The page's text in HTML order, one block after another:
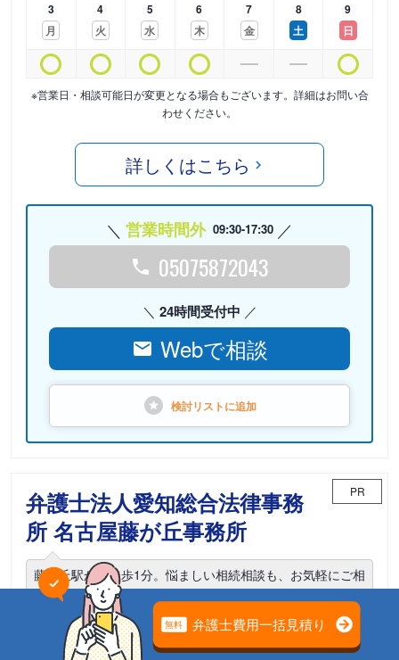
3
月
4
火
5
水
6
木
7
金
8
土
9
日
※営業日・相談可能日が変更となる場合もございます。詳細はお問い合
わせください。
詳しくはこちら
営業時間外 09:30-17:30
05075872043
24時間受付中
Webで相談
検討リストに追加
弁護士法人愛知総合法律事務
所 名古屋藤が丘事務所
PR
藤が丘駅から徒歩1分。悩ましい相続相談も、お気軽にご相
談ください
電話相談可能 初回面談無料
土日面談可能